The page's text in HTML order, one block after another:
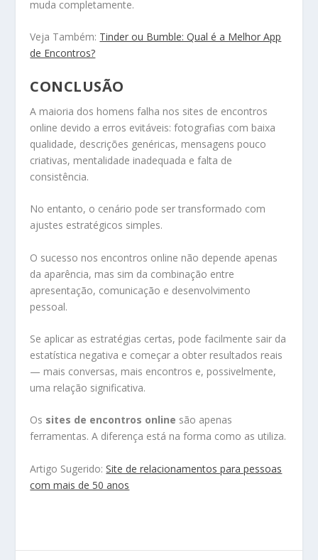
muda completamente.
Veja Também: Tinder ou Bumble: Qual é a Melhor App
de Encontros?
CONCLUSÃO
A maioria dos homens falha nos sites de encontros
online devido a erros evitáveis: fotografias com baixa
qualidade, descrições genéricas, mensagens pouco
criativas, mentalidade inadequada e falta de
consistência.
No entanto, o cenário pode ser transformado com
ajustes estratégicos simples.
O sucesso nos encontros online não depende apenas
da aparência, mas sim da combinação entre
apresentação, comunicação e desenvolvimento
pessoal.
Se aplicar as estratégias certas, pode facilmente sair da
estatística negativa e começar a obter resultados reais
— mais conversas, mais encontros e, possivelmente,
uma relação significativa.
Os sites de encontros online são apenas
ferramentas. A diferença está na forma como as utiliza.
Artigo Sugerido:Site de relacionamentos para pessoas
com mais de 50 anos